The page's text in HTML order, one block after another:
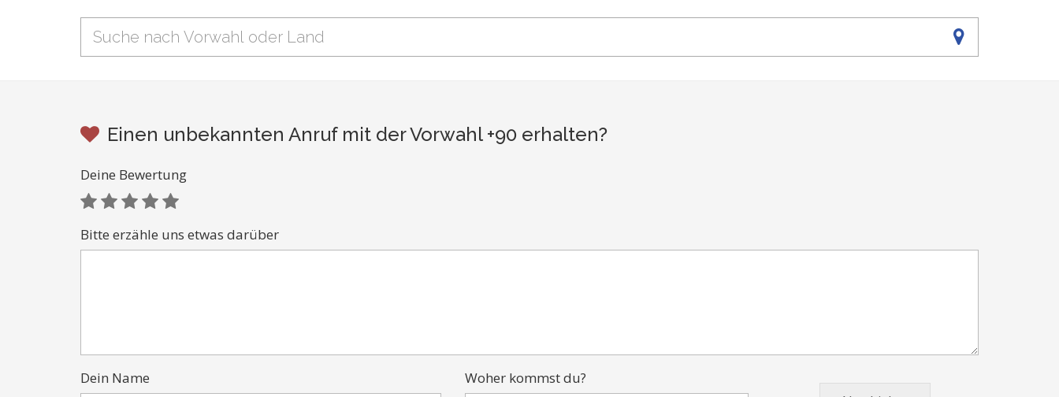
Einen unbekannten Anruf mit der Vorwahl +90 erhalten?
Deine Bewertung
Bitte erzähle uns etwas darüber
Dein Name Woher kommst du?